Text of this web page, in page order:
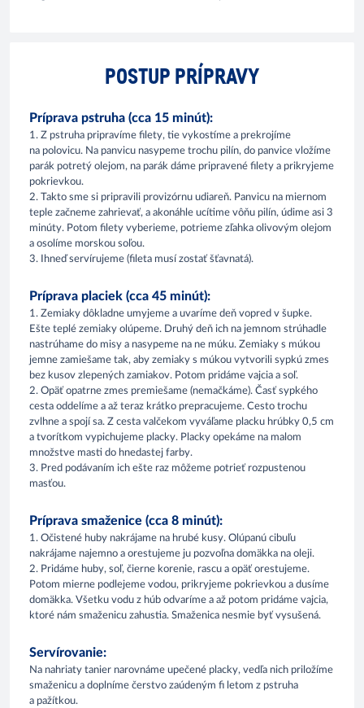
POSTUP PRÍPRAVY
Príprava pstruha (cca 15 minút):
1. Z pstruha pripravíme filety, tie vykostíme a prekrojíme
na polovicu. Na panvicu nasypeme trochu pilín, do panvice vložíme
parák potretý olejom, na parák dáme pripravené filety a prikryjeme
pokrievkou.
2. Takto sme si pripravili provizórnu udiareň. Panvicu na miernom
teple začneme zahrievať, a akonáhle ucítime vôňu pilín, údime asi 3
minúty. Potom filety vyberieme, potrieme zľahka olivovým olejom
a osolíme morskou soľou.
3. Ihneď servírujeme (fileta musí zostať šťavnatá).
Príprava placiek (cca 45 minút):
1. Zemiaky dôkladne umyjeme a uvaríme deň vopred v šupke.
Ešte teplé zemiaky olúpeme. Druhý deň ich na jemnom strúhadle
nastrúhame do misy a nasypeme na ne múku. Zemiaky s múkou
jemne zamiešame tak, aby zemiaky s múkou vytvorili sypkú zmes
bez kusov zlepených zamiakov. Potom pridáme vajcia a soľ.
2. Opäť opatrne zmes premiešame (nemačkáme). Časť sypkého
cesta oddelíme a až teraz krátko prepracujeme. Cesto trochu
zvlhne a spojí sa. Z cesta valčekom vyváľame placku hrúbky 0,5 cm
a tvorítkom vypichujeme placky. Placky opekáme na malom
množstve masti do hnedastej farby.
3. Pred podávaním ich ešte raz môžeme potrieť rozpustenou
masťou.
Príprava smaženice (cca 8 minút):
1. Očistené huby nakrájame na hrubé kusy. Olúpanú cibuľu
nakrájame najemno a orestujeme ju pozvoľna domäkka na oleji.
2. Pridáme huby, soľ, čierne korenie, rascu a opäť orestujeme.
Potom mierne podlejeme vodou, prikryjeme pokrievkou a dusíme
domäkka. Všetku vodu z húb odvaríme a až potom pridáme vajcia,
ktoré nám smaženicu zahustia. Smaženica nesmie byť vysušená.
Servírovanie:
Na nahriaty tanier narovnáme upečené placky, vedľa nich priložíme
smaženicu a doplníme čerstvo zaúdeným fi letom z pstruha
a pažítkou.